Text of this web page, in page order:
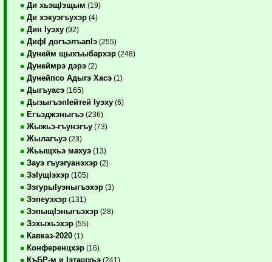
Ди хьэщIэщым (19)
Ди хэкуэгъухэр (4)
Дин Iуэху (92)
ДифI догъэлъапIэ (255)
Дунейм щыхъыбархэр (248)
Дунеймрэ дэрэ (2)
Дунейпсо Адыгэ Хасэ (1)
Дыгъуасэ (165)
ДызыгъэпIейтей Iуэху (6)
Егъэджэныгъэ (236)
Жыжьэ-гъунэгъу (73)
Жылагъуэ (23)
Жьыщхьэ махуэ (13)
Зауэ гъуэгуанэхэр (2)
ЗэIущIэхэр (105)
ЗэгурыIуэныгъэхэр (3)
Зэпеуэхэр (131)
ЗэпыщIэныгъэхэр (28)
Зэхыхьэхэр (55)
Кавказ-2020 (1)
Конференцхэр (16)
КъБР-м и Iэтащхьэ (241)